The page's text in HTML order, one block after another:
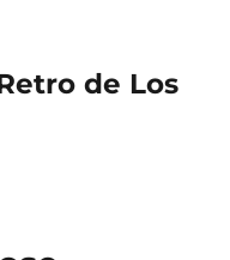
de Los